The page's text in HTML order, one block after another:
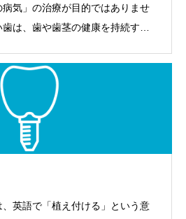
気」の治療が目的ではありませ
は、歯や歯茎の健康を持続する
に合った予防プログラムを作成
、英語で「植え付ける」という意